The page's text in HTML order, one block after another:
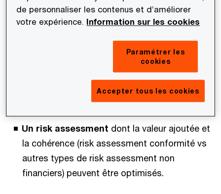
mandat traditionnel des directions des
risques.
Des dispositifs de gestion du risque
opérationnel vieillissants, peu modernisés
depuis la mise en place de Bâle II il y a une
dizaine d’années.
Un risk assessment dont la valeur ajoutée et
la cohérence (risk assessment conformité vs
autres types de risk assessment non
financiers) peuvent être optimisés.
de personnaliser les contenus et d’améliorer
votre expérience. Information sur les cookies
Paramétrer les
cookies
Accepter tous les cookies